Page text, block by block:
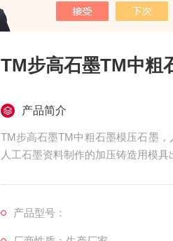
TM步高石墨TM中粗
产品简介
TM步高石墨TM中粗石墨模压石墨
人工石墨资料制作的加压铸造用模
产品型号：